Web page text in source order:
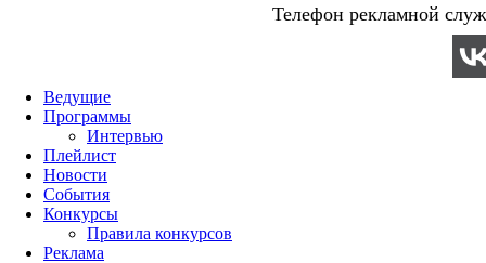
Телефон рекламной
Ведущие
Программы
Интервью
Плейлист
Новости
События
Конкурсы
Правила конкурсов
Реклама